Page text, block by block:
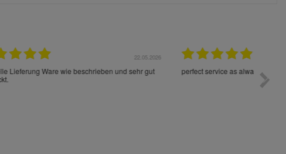
21.05.2026 15.05.2026
Die Waren sind schnell und im Guten Zustand geliefert